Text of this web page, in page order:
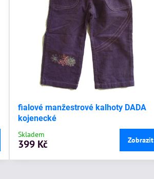
fialové manžestrové kalhoty DADA
kojenecké
Skladem
399 Kč Zobrazit